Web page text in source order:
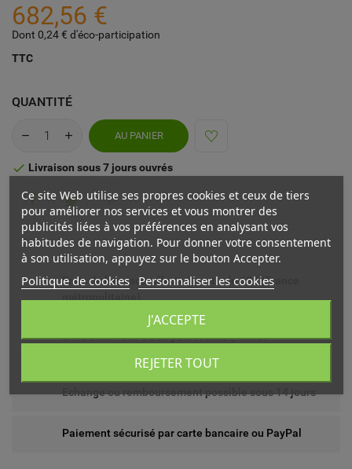
682,56 €
Dont 0,24 € d'éco-participation
TTC
QUANTITÉ
AU PANIER
 Livraison sous 7 jours ouvrés
Frais de livraison offerts à partir de 69€ (France
métropolitaine)
Livré chez vous ou en point relais (France
Echange ou remboursement possible sous 14 jours
Paiement sécurisé par carte bancaire ou PayPal
Ce site Web utilise ses propres cookies et ceux de tiers
pour améliorer nos services et vous montrer des
publicités liées à vos préférences en analysant vos
habitudes de navigation. Pour donner votre consentement
à son utilisation, appuyez sur le bouton Accepter.
Politique de cookies Personnaliser les cookies
REJETER TOUT
J'ACCEPTE